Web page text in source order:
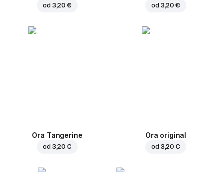
od 3,20 € od 3,20 €
Ora Tangerine
od 3,20 €
Ora original
od 3,20 €